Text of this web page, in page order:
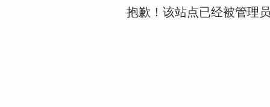
抱歉！该站点已经被管理